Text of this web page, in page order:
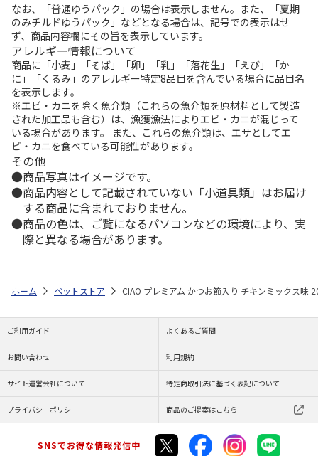
なお、「普通ゆうパック」の場合は表示しません。また、「夏期
のみチルドゆうパック」などとなる場合は、記号での表示はせ
ず、商品内容欄にその旨を表示しています。
アレルギー情報について
商品に「小麦」「そば」「卵」「乳」「落花生」「えび」「か
に」「くるみ」のアレルギー特定8品目を含んでいる場合に品目名
を表示します。
※エビ・カニを除く魚介類（これらの魚介類を原材料として製造
された加工品も含む）は、漁獲漁法によりエビ・カニが混じって
いる場合があります。 また、これらの魚介類は、エサとしてエ
ビ・カニを食べている可能性があります。
その他
商品写真はイメージです。
商品内容として記載されていない「小道具類」はお届け
する商品に含まれておりません。
商品の色は、ご覧になるパソコンなどの環境により、実
際と異なる場合があります。
ホーム ペットストア CIAO プレミアム かつお節入り チキンミックス味
ご利用ガイド よくあるご質問
お問い合わせ 利用規約
サイト運営会社について 特定商取引法に基づく表記について
プライバシーポリシー 商品のご提案はこちら
SNSでお得な情報発信中